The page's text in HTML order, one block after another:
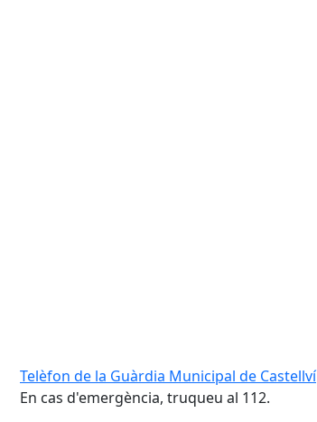
Telèfon de la Guàrdia Municipal de Castellví
En cas d'emergència, truqueu al 112.